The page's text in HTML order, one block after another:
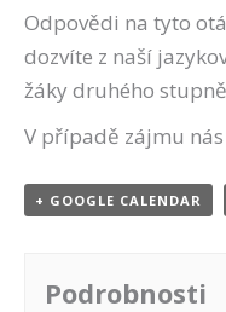
Odpovědi na tyto
dozvíte z naší
žáky druhého stupně
V případě zájmu
+ GOOGLE CALENDAR
Podrobnosti